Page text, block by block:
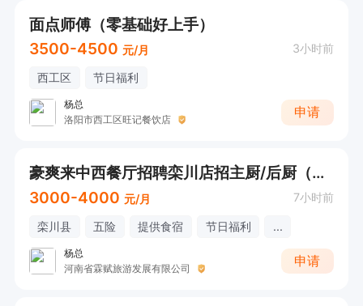
面点师傅（零基础好上手）
3500-4500 元/月 3小时前
西工区 节日福利
杨总
洛阳市西工区旺记餐饮店
申请
豪爽来中西餐厅招聘栾川店招主厨/后厨（管吃住）
3000-4000 元/月 7小时前
栾川县 五险 提供食宿 节日福利 ...
杨总
河南省霖赋旅游发展有限公司
申请